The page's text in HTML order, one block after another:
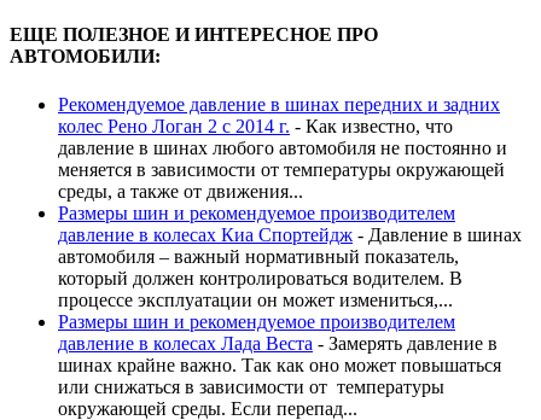
ЕЩЕ ПОЛЕЗНОЕ И ИНТЕРЕСНОЕ ПРО
АВТОМОБИЛИ:
Рекомендуемое давление в шинах передних и задних
колес Рено Логан 2 с 2014 г. - Как известно, что
давление в шинах любого автомобиля не постоянно и
меняется в зависимости от температуры окружающей
среды, а также от движения...
Размеры шин и рекомендуемое производителем
давление в колесах Киа Спортейдж - Давление в шинах
автомобиля – важный нормативный показатель,
который должен контролироваться водителем. В
процессе эксплуатации он может измениться,...
Размеры шин и рекомендуемое производителем
давление в колесах Лада Веста - Замерять давление в
шинах крайне важно. Так как оно может повышаться
или снижаться в зависимости от температуры
окружающей среды. Если перепад...